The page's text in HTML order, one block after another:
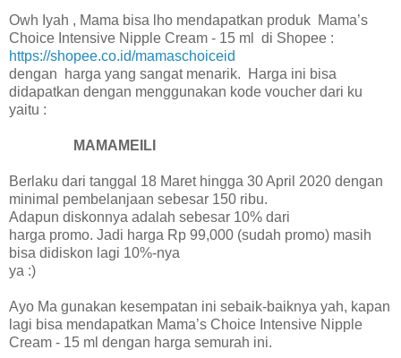
Owh Iyah , Mama bisa lho mendapatkan produk Mama’s
Choice Intensive Nipple Cream - 15 ml di Shopee :
https://shopee.co.id/mamaschoiceid
dengan harga yang sangat menarik. Harga ini bisa
didapatkan dengan menggunakan kode voucher dari ku
yaitu :
MAMAMEILI
Berlaku dari tanggal 18 Maret hingga 30 April 2020 dengan
minimal pembelanjaan sebesar 150 ribu.
Adapun diskonnya adalah sebesar 10% dari
harga promo. Jadi harga Rp 99,000 (sudah promo) masih
bisa didiskon lagi 10%-nya
ya :)
Ayo Ma gunakan kesempatan ini sebaik-baiknya yah, kapan
lagi bisa mendapatkan Mama’s Choice Intensive Nipple
Cream - 15 ml dengan harga semurah ini.